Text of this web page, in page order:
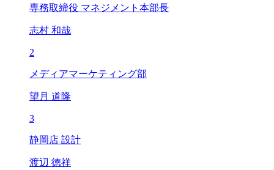
専務取締役 マネジメント本部長
志村 和哉
2
メディアマーケティング部
望月 道隆
3
静岡店 設計
渡辺 徳祥